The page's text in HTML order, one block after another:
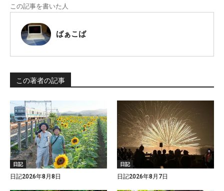
この記事を書いた人
ばぁこば
この著者の記事
日記
日記2026年8月8日
日記
日記2026年8月7日